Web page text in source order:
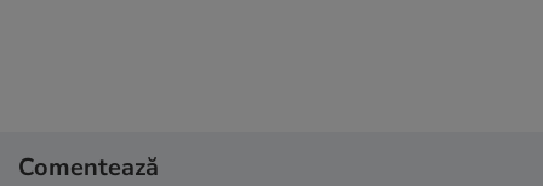
Comentează